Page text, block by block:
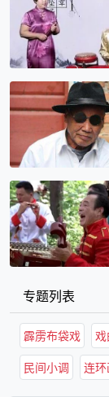
专题列表
霹雳布袋戏
民间小调 连环